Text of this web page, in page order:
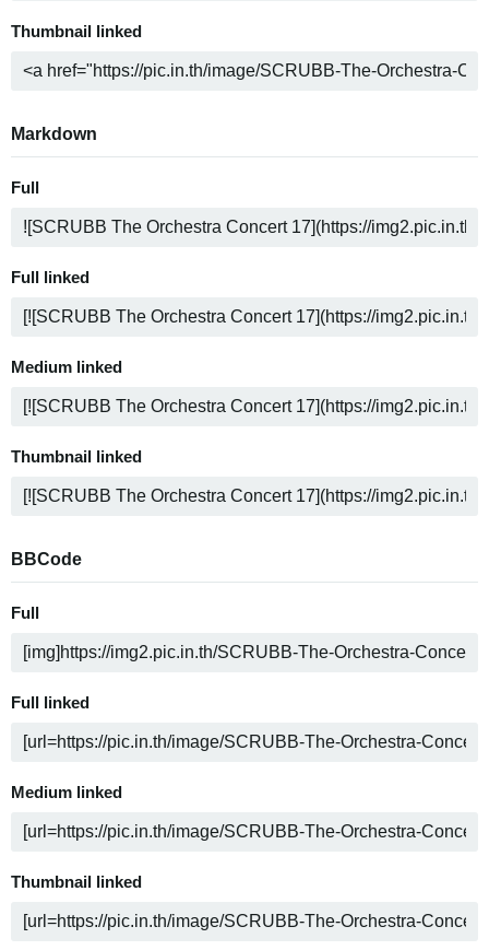
Thumbnail linked
Markdown
Full
Full linked
Medium linked
Thumbnail linked
BBCode
Full
Full linked
Medium linked
Thumbnail linked